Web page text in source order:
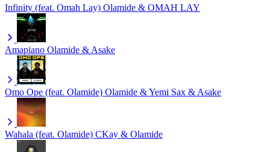
Infinity (feat. Omah Lay) Olamide & OMAH LAY
Amapiano Olamide & Asake
Omo Ope (feat. Olamide) Olamide & Yemi Sax & Asake
Wahala (feat. Olamide) CKay & Olamide